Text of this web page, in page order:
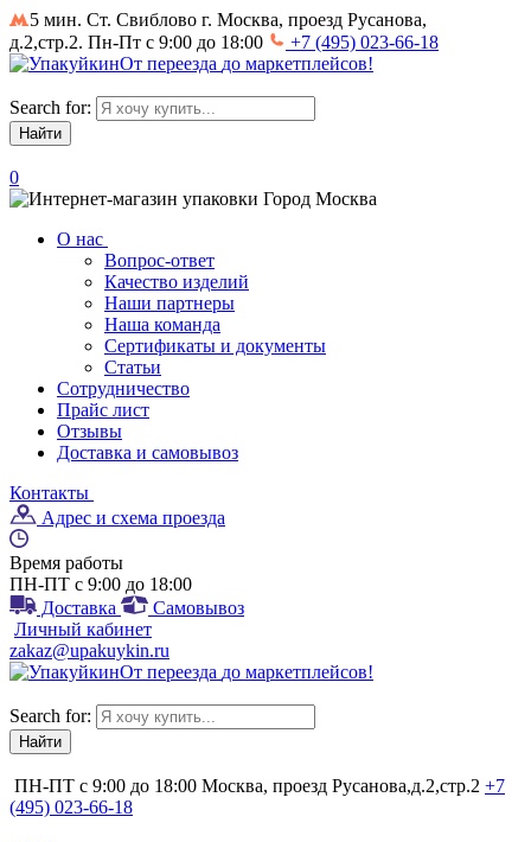
5 мин. Ст. Свиблово г. Москва, проезд Русанова,
д.2,стр.2. Пн-Пт с 9:00 до 18:00
+7 (495) 023-66-18
От переезда до маркетплейсов!
Search for:
0
Город Москва
О нас
Вопрос-ответ
Качество изделий
Наши партнеры
Наша команда
Сертификаты и документы
Статьи
Сотрудничество
Прайс лист
Отзывы
Доставка и самовывоз
Контакты
Адрес и схема проезда
Время работы
ПН-ПТ с 9:00 до 18:00
Доставка
Самовывоз
Личный кабинет
zakaz@upakuykin.ru
От переезда до маркетплейсов!
Search for:
ПН-ПТ с 9:00 до 18:00 Москва, проезд Русанова,д.2,стр.2 +7
(495) 023-66-18